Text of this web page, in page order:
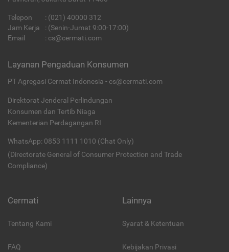
Telepon : (021) 40000 312
Jam Kerja
: (Senin-Jumat 9:00-17:00)
Email
: cs@cermati.com
Layanan Pengaduan Konsumen
PT Agregasi Cermat Indonesia - cs@cermati.com
Direktorat Jenderal Perlindungan
Konsumen dan Tertib Niaga
Kementerian Perdagangan RI
WhatsApp: 0853 1111 1010 (Chat Only)
(Directorate General of Consumer Protection and Trade
Compliance)
Cermati
Tentang Kami
FAQ
Lainnya
Syarat & Ketentuan
Kebijakan Privasi